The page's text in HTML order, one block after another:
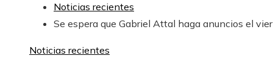
Noticias recientes
Se espera que Gabriel Attal haga anuncios el
Noticias recientes